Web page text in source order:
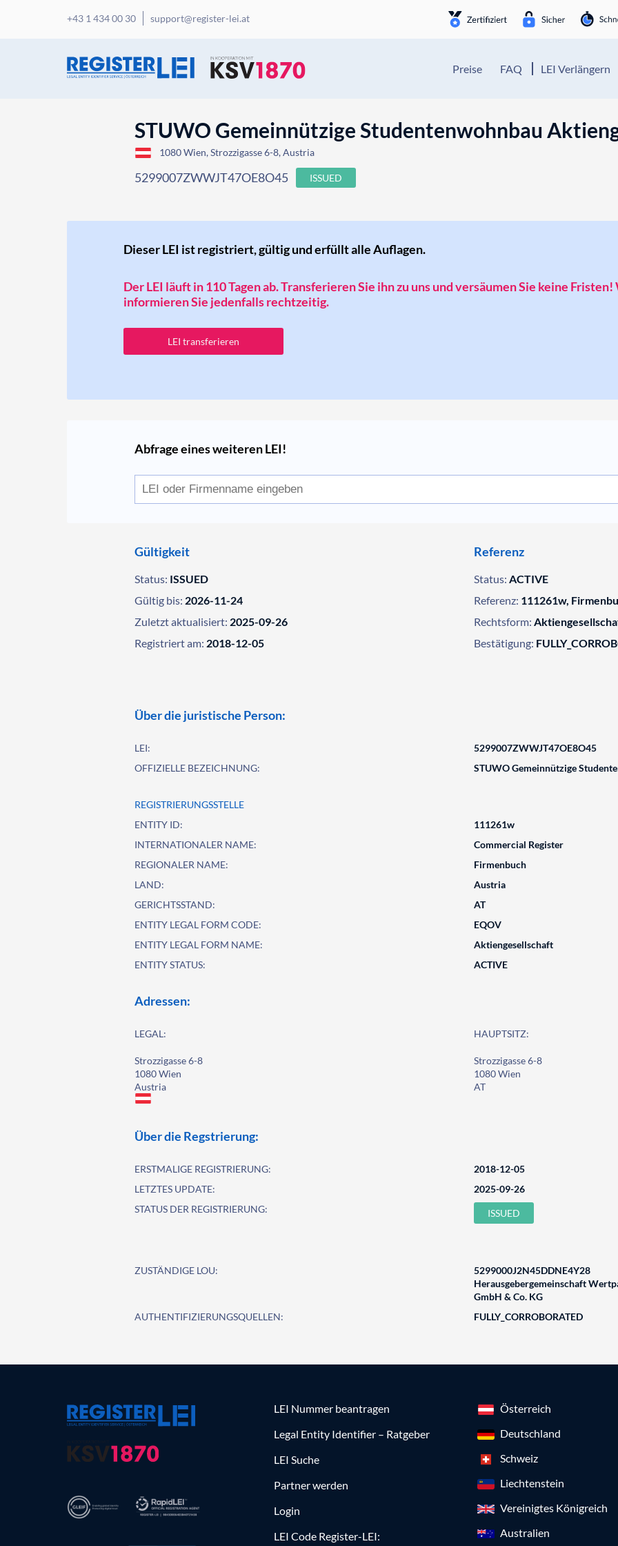
+43 1 434 00 30 support@register-lei.at
Preise FAQ LEI Verlängern
STUWO Gemeinnützige Studentenwohnbau
1080 Wien, Strozzigasse 6-8, Austria
5299007ZWWJT47OE8O45 ISSUED
Dieser LEI ist registriert, gültig und erfüllt alle Auflagen.
Der LEI läuft in 110 Tagen ab. Transferieren Sie ihn zu uns und versäumen Sie keine
informieren Sie jedenfalls rechtzeitig.
LEI transferieren
Abfrage eines weiteren LEI!
Gültigkeit
Status: ISSUED
Gültig bis: 2026-11-24
Zuletzt aktualisiert: 2025-09-26
Registriert am: 2018-12-05
Referenz
Status: ACTIVE
Referenz: 111261w,
Rechtsform:
Bestätigung:
Über die juristische Person:
LEI:
5299007ZWWJT47OE8O45
OFFIZIELLE BEZEICHNUNG:
STUWO Gemeinnützige
REGISTRIERUNGSSTELLE
ENTITY ID:
111261w
INTERNATIONALER NAME:
Commercial Register
REGIONALER NAME:
Firmenbuch
LAND:
Austria
GERICHTSSTAND:
AT
ENTITY LEGAL FORM CODE:
EQOV
ENTITY LEGAL FORM NAME:
Aktiengesellschaft
ENTITY STATUS:
ACTIVE
Adressen:
LEGAL:
Strozzigasse 6-8
1080 Wien
Austria
HAUPTSITZ:
Strozzigasse 6-8
1080 Wien
AT
Über die Regstrierung:
ERSTMALIGE REGISTRIERUNG:
2018-12-05
LETZTES UPDATE:
2025-09-26
STATUS DER REGISTRIERUNG:
ISSUED
ZUSTÄNDIGE LOU:
5299000J2N45DDNE4Y28
Herausgebergemeinschaft
GmbH & Co. KG
AUTHENTIFIZIERUNGSQUELLEN:
FULLY_CORROBORATED
LEI Nummer beantragen
Legal Entity Identifier – Ratgeber
LEI Suche
Partner werden
Login
LEI Code Register-LEI:
Österreich
Deutschland
Schweiz
Liechtenstein
Vereinigtes Königreich
Australien